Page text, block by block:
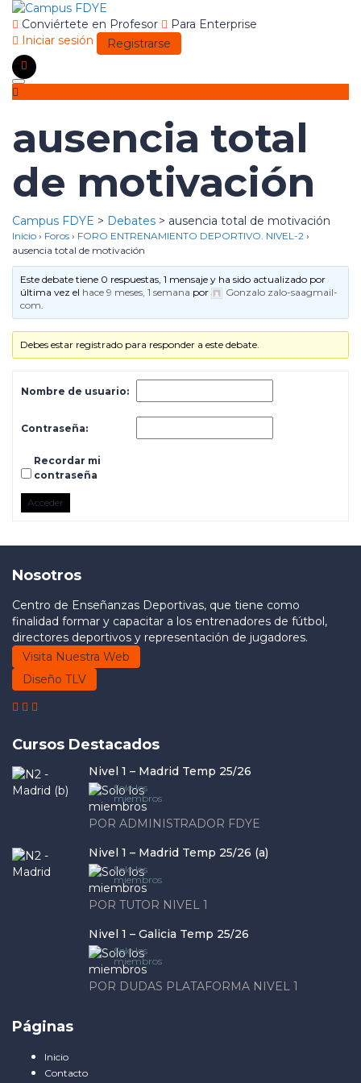
Conviértete en Profesor
Para Enterprise
Iniciar sesión
Registrarse
Toggle
navigation
ausencia total
de motivación
Campus FDYE > Debates > ausencia total de motivación
Inicio › Foros › FORO ENTRENAMIENTO DEPORTIVO. NIVEL-2 ›
ausencia total de motivación
Este debate tiene 0 respuestas, 1 mensaje y ha sido actualizado por
última vez el hace 9 meses, 1 semana por
Gonzalo zalo-saagmail-
com.
Debes estar registrado para responder a este debate.
Nombre de usuario:
Contraseña:
Recordar mi
contraseña
Acceder
Nosotros
Centro de Enseñanzas Deportivas, que tiene como
finalidad formar y capacitar a los entrenadores de fútbol,
directores deportivos y representación de jugadores.
Visita Nuestra Web
Diseño TLV
Cursos Destacados
Nivel 1 – Madrid Temp 25/26
Solo los
miembros
POR ADMINISTRADOR FDYE
Nivel 1 – Madrid Temp 25/26 (a)
Solo los
miembros
POR TUTOR NIVEL 1
Nivel 1 – Galicia Temp 25/26
Solo los
miembros
POR DUDAS PLATAFORMA NIVEL 1
Páginas
Inicio
Contacto